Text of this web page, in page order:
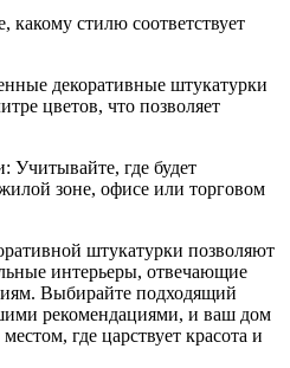
какому стилю соответствует
декоративные штукатурки
цветов, что позволяет
Учитывайте, где будет
зоне, офисе или торговом
штукатурки позволяют
интерьеры, отвечающие
Выбирайте подходящий
рекомендациями, и ваш дом
где царствует красота и